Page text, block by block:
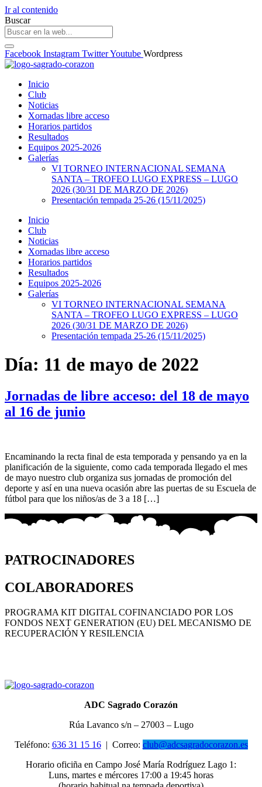
Ir al contenido
Buscar
Facebook Instagram TwitterYoutube Wordpress
Inicio
Club
Noticias
Xornadas libre acceso
Horarios partidos
Resultados
Equipos 2025-2026
Galerías
VI TORNEO INTERNACIONAL SEMANA
SANTA – TROFEO LUGO EXPRESS – LUGO
2026 (30/31 DE MARZO DE 2026)
Presentación tempada 25-26 (15/11/2025)
Inicio
Club
Noticias
Xornadas libre acceso
Horarios partidos
Resultados
Equipos 2025-2026
Galerías
VI TORNEO INTERNACIONAL SEMANA
SANTA – TROFEO LUGO EXPRESS – LUGO
2026 (30/31 DE MARZO DE 2026)
Presentación tempada 25-26 (15/11/2025)
Día: 11 de mayo de 2022
Jornadas de libre acceso: del 18 de mayo
al 16 de junio
Encaminando la recta final de esta temporada y pensando ya en la
planificación de la siguiente, como cada temporada llegado el mes
de mayo nuestro club organiza sus jornadas de promoción del
deporte y así en una nueva ocasión abre las puertas de su Escuela de
fútbol para que los niños/as de 3 a 18 […]
PATROCINADORES
COLABORADORES
PROGRAMA KIT DIGITAL COFINANCIADO POR LOS
FONDOS NEXT GENERATION (EU) DEL MECANISMO DE
RECUPERACIÓN Y RESILENCIA
ADC Sagrado Corazón
Rúa Lavanco s/n – 27003 – Lugo
Teléfono: 636 31 15 16| Correo: club@adcsagradocorazon.es
Horario oficiña en Campo José María Rodríguez Lago 1:
Luns, martes e mércores 17:00 a 19:45 horas